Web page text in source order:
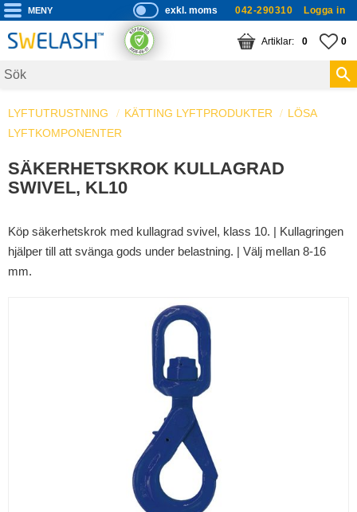
Meny
P
ri
s
s
exkl. moms 042-290310 Logga in
0
KUNDVAGN
ANTAL 0
LYFTUTRUSTNING KÄTTING LYFTPRODUKTER
LÖSA
LYFTKOMPONENTER
SÄKERHETSKROK KULLAGRAD
SWIVEL, KL10
Köp säkerhetskrok med kullagrad svivel, klass 10. | ​Kullagringen
hjälper till att svänga gods under belastning. | Välj mellan 8-16
mm.